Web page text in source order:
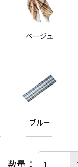
ベージュ
ブルー
数量